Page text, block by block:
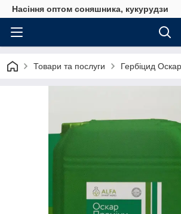
Насіння оптом соняшника, кукурудзи
Товари та послуги Гербіцид